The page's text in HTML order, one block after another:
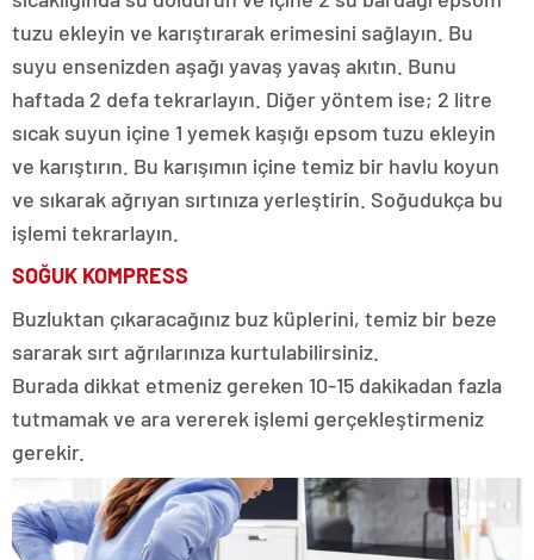
tuzu ekleyin ve karıştırarak erimesini sağlayın. Bu
suyu ensenizden aşağı yavaş yavaş akıtın. Bunu
haftada 2 defa tekrarlayın. Diğer yöntem ise; 2 litre
sıcak suyun içine 1 yemek kaşığı epsom tuzu ekleyin
ve karıştırın. Bu karışımın içine temiz bir havlu koyun
ve sıkarak ağrıyan sırtınıza yerleştirin. Soğudukça bu
işlemi tekrarlayın.
SOĞUK KOMPRESS
Buzluktan çıkaracağınız buz küplerini, temiz bir beze
sararak sırt ağrılarınıza kurtulabilirsiniz.
Burada dikkat etmeniz gereken 10-15 dakikadan fazla
tutmamak ve ara vererek işlemi gerçekleştirmeniz
gerekir.